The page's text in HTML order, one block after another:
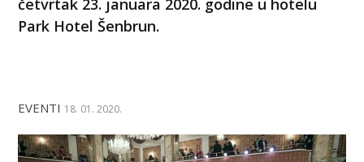
četvrtak 23. januara 2020. godine u hotelu
Park Hotel Šenbrun.
EVENTI 18. 01. 2020.